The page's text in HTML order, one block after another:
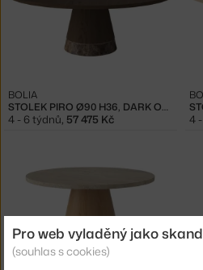
STOLEK PIRO Ø90 H36, DARK OAK
BOLIA
4 - 6 týdnů, 57 475 Kč 4
Pro web vyladěný jako
(souhlas s cookies)